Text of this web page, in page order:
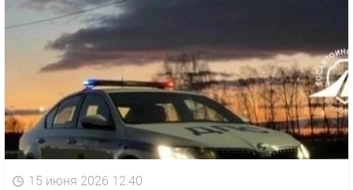
15 июня 2026 12:40